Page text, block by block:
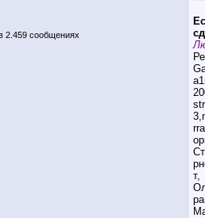
2.459 сообщениях
т,